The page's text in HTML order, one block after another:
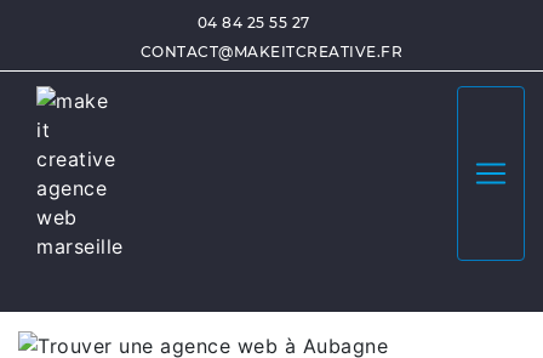
04 84 25 55 27
CONTACT@MAKEITCREATIVE.FR
prestation communication sur-
Make it Créative
communication sur-mesure
Meyrargues!
Contactez notre équipe d'experts et obtenez